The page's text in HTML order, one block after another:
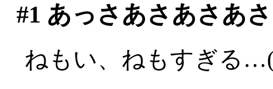
#1 あっさあさあさあ
ねもい、ねもすぎる